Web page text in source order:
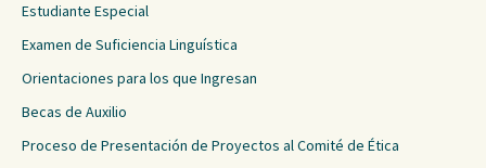
Estudiante Especial
Examen de Suficiencia Linguística
Orientaciones para los que Ingresan
Becas de Auxilio
Proceso de Presentación de Proyectos al Comité de Ética